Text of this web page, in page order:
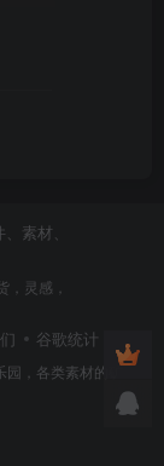
灵感，
谷歌统计
园，各类素材的矿